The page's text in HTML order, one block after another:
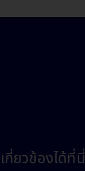
ยวข้องได้ที่นี่